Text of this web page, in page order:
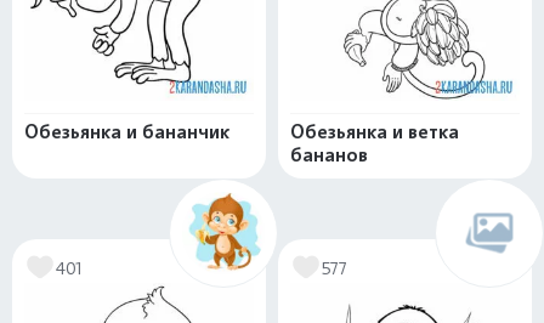
Обезьянка и бананчик
Обезьянка и ветка
бананов
401 577